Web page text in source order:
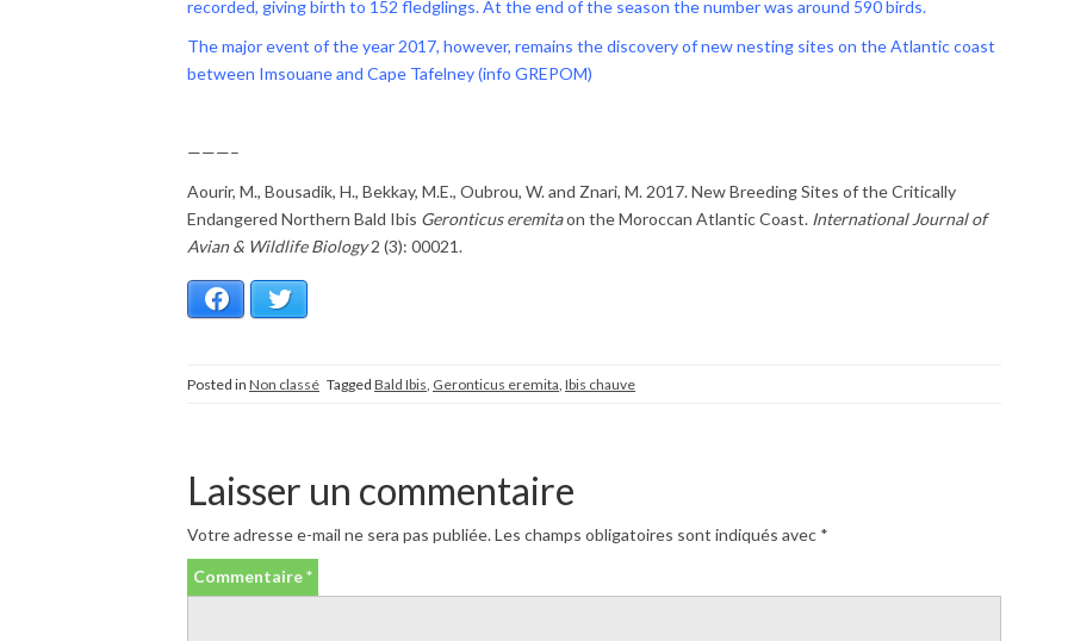
recorded, giving birth to 152 fledglings. At the end of the season the number was around 590 birds.
The major event of the year 2017, however, remains the discovery of new nesting sites on the Atlantic coast
between Imsouane and Cape Tafelney (info GREPOM)
———–
Aourir, M., Bousadik, H., Bekkay, M.E., Oubrou, W. and Znari, M. 2017. New Breeding Sites of the Critically
Endangered Northern Bald Ibis Geronticus eremitaon the Moroccan Atlantic Coast. International Journal of
Avian & Wildlife Biology2 (3): 00021.
Facebook
Posted in Non classé Tagged Bald Ibis Geronticus eremita Ibis chauve
Laisser un commentaire
Votre adresse e-mail ne sera pas publiée.Les champs obligatoires sont indiqués avec *
Commentaire*